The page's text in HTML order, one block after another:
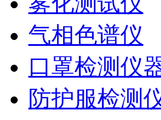
气相色谱仪
口罩检测仪
防护服检测